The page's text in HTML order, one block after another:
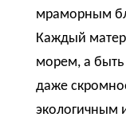
мраморным
Каждый
морем, а быть
даже
экологичным